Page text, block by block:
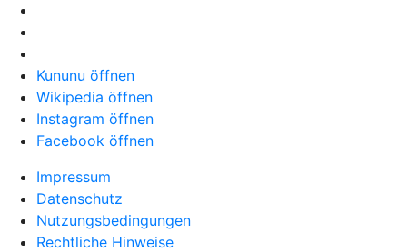
Kununu öffnen
Wikipedia öffnen
Instagram öffnen
Facebook öffnen
Impressum
Datenschutz
Nutzungsbedingungen
Rechtliche Hinweise